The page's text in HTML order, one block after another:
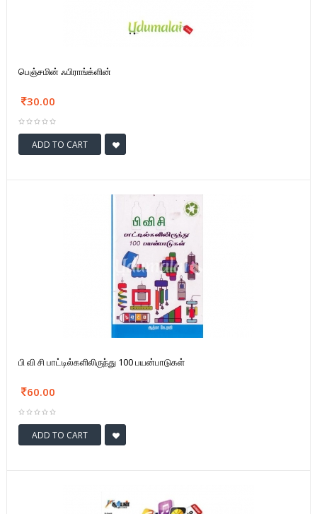
பெஞ்சமின் ஃபிராங்க்ளின்
30.00
ADD TO CART
பி வி சி பாட்டில்களிலிருந்து 100 பயன்பாடுகள்
60.00
ADD TO CART